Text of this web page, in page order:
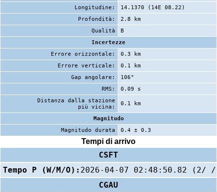
Longitudine:
14.1370 (14E 08.22)
Profondità:
2.8 km
Qualità
B
Incertezze
Errore orizzontale:
0.3 km
Errore verticale:
0.1 km
Gap angolare:
106°
RMS:
0.09 s
Distanza dalla stazione
più vicina:
0.1 km
Magnitudo
Magnitudo durata
0.4 ± 0.3
Tempi di arrivo
CSFT
Tempo P (W/M/O): 2026-04-07 02:48:50.82 (2/
CGAU